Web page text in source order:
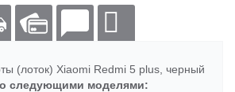
(лоток) Xiaomi Redmi 5 plus, черный
следующими моделями: